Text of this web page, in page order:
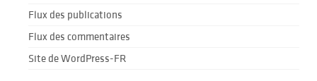
Flux des publications
Flux des commentaires
Site de WordPress-FR